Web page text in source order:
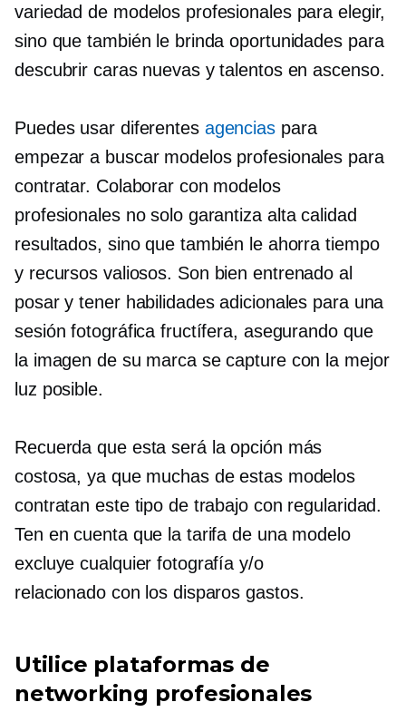
variedad de modelos profesionales para elegir,
sino que también le brinda oportunidades para
descubrir caras nuevas y talentos en ascenso.
Puedes usar diferentes agenciaspara
empezar a buscar modelos profesionales para
contratar. Colaborar con modelos
profesionales no solo garantiza alta calidad
resultados, sino que también le ahorra tiempo
y recursos valiosos. Son bien entrenado al
posar y tener habilidades adicionales para una
sesión fotográfica fructífera, asegurando que
la imagen de su marca se capture con la mejor
luz posible.
Recuerda que esta será la opción más
costosa, ya que muchas de estas modelos
contratan este tipo de trabajo con regularidad.
Ten en cuenta que la tarifa de una modelo
excluye cualquier fotografía y/o
relacionado con los disparos gastos.
Utilice plataformas de
networking profesionales